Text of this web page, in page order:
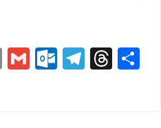
EmailGmail